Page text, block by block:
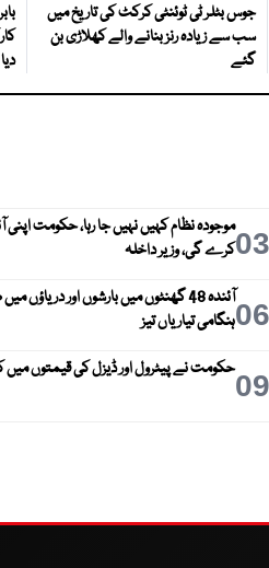
جوس بٹلر ٹی ٹوئنٹی کرکٹ کی تاریخ میں
سب سے زیادہ رنز بنانے والے کھلاڑی بن
گئے
دیا
03موجودہ نظام کہیں نہیں جا رہا، حکومت
کرے گی، وزیر داخلہ
06
آئندہ 48 گھنٹوں میں بارشوں اور دریاؤں
ہنگامی تیاریاں تیز
09حکومت نے پیٹرول اور ڈیزل کی قیمتوں